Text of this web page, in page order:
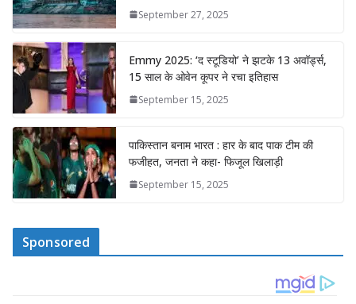
September 27, 2025
Emmy 2025: ‘द स्टूडियो’ ने झटके 13 अवॉर्ड्स,
15 साल के ओवेन कूपर ने रचा इतिहास
September 15, 2025
पाकिस्तान बनाम भारत : हार के बाद पाक टीम की
फजीहत, जनता ने कहा- फिजूल खिलाड़ी
September 15, 2025
Sponsored